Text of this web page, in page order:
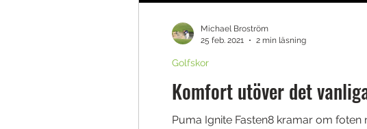
Komfort utöver det
Puma Ignite Fasten8 kramar om foten
Golfskor
Michael Broström
25 feb. 2021
2 min läsning